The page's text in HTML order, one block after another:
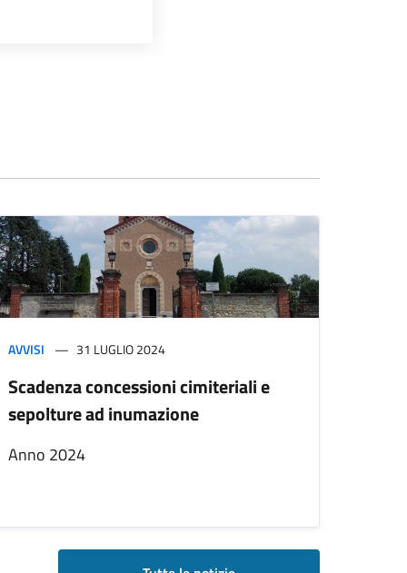
AVVISI 31 LUGLIO 2024
Scadenza concessioni cimiteriali e
sepolture ad inumazione
Anno 2024